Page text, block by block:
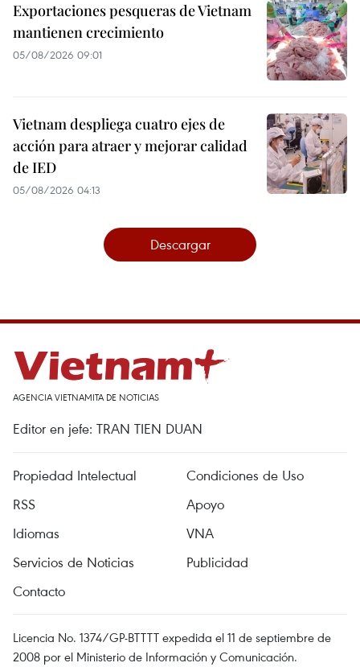
Exportaciones pesqueras de Vietnam
mantienen crecimiento
05/08/2026 09:01
Vietnam despliega cuatro ejes de
acción para atraer y mejorar calidad
de IED
05/08/2026 04:13
Descargar
AGENCIA VIETNAMITA DE NOTICIAS
Editor en jefe: TRAN TIEN DUAN
Propiedad Intelectual
Condiciones de Uso
RSS
Apoyo
Idiomas
VNA
Servicios de Noticias
Publicidad
Contacto
Licencia No. 1374/GP-BTTTT expedida el 11 de septiembre de
2008 por el Ministerio de Información y Comunicación.